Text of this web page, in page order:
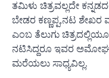
ತಮಿಳು ಚಿತ್ರವಲ್ಲದೇ
ಬೇಡರ ಕಣ್ಣಪ್ಪ,ನಟ ಶೇಖರ
ಎಂಬ ತೆಲುಗು
ನಟಿಸಿದ್ದರೂ ಇವರ ಅಮೋಘ
ಮರೆಯಲು ಸಾಧ್ಯವಿಲ್ಲ.